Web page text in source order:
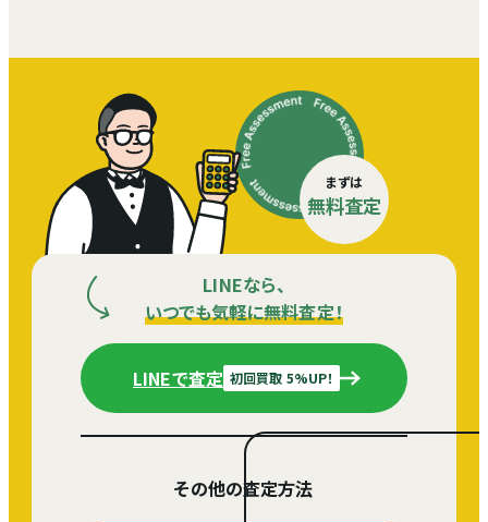
まずは
無料査定
LINEなら、
いつでも気軽に無料査定！
LINEで査定 初回買取 5%UP！
その他の査定方法